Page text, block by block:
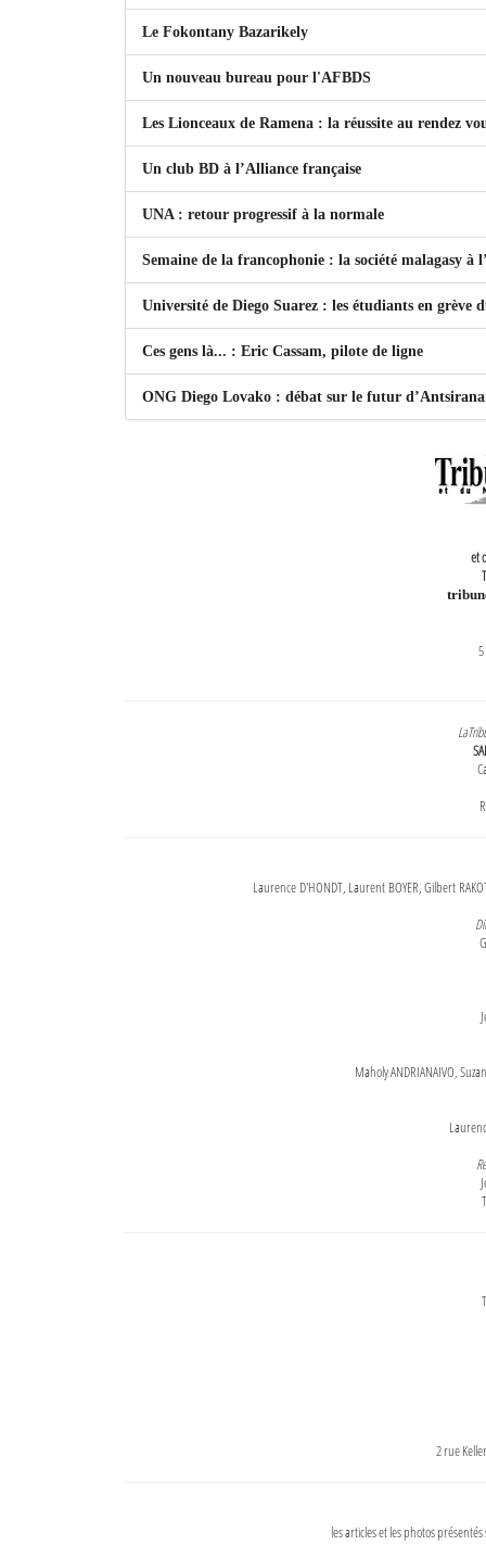
Le Fokontany Bazarikely
Un nouveau bureau pour l'AFBDS
Les Lionceaux de Ramena : la réussite au rendez
Un club BD à l’Alliance française
UNA : retour progressif à la normale
Semaine de la francophonie : la société malagasy à
Université de Diego Suarez : les étudiants en grève
Ces gens là... : Eric Cassam, pilote de ligne
ONG Diego Lovako : débat sur le futur
et
Laurence D'HONDT, Laurent BOYER, Gilbert
Maholy ANDRIANAIVO,
2 rue
les articles et les photos